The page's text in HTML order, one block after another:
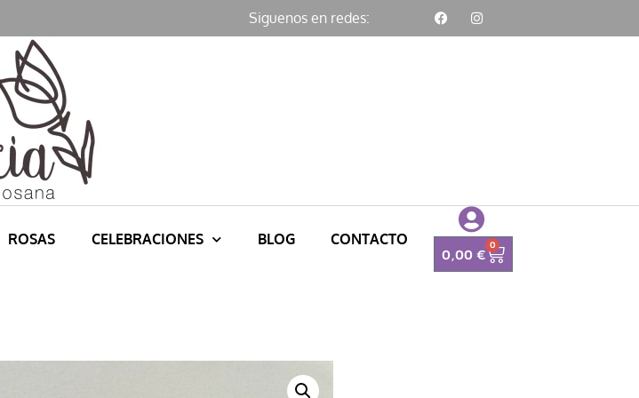
Siguenos en redes:
ROSAS CELEBRACIONES BLOG CONTACTO
0,00€
0